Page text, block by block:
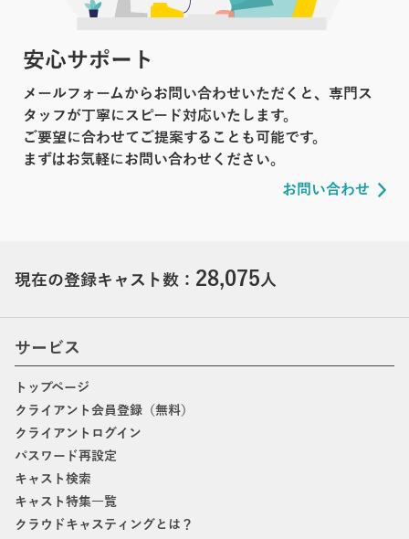
安心サポート
メールフォームからお問い合わせいただくと、専門ス
タッフが丁寧にスピード対応いたします。
ご要望に合わせてご提案することも可能です。
まずはお気軽にお問い合わせください。
お問い合わせ
現在の登録キャスト数： 28,075人
サービス
トップページ
クライアント会員登録（無料）
クライアントログイン
パスワード再設定
キャスト検索
キャスト特集一覧
クラウドキャスティングとは？